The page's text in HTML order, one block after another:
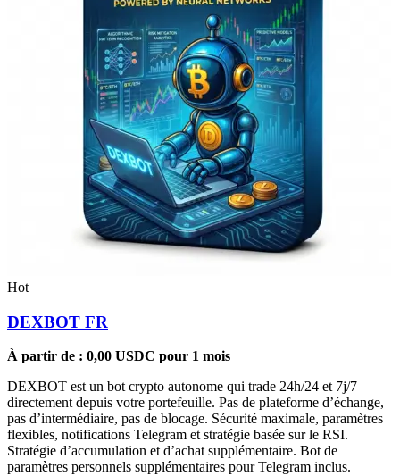
Hot
DEXBOT FR
À partir de : 0,00 USDC pour 1 mois
DEXBOT est un bot crypto autonome qui trade 24h/24 et 7j/7
directement depuis votre portefeuille. Pas de plateforme d’échange,
pas d’intermédiaire, pas de blocage. Sécurité maximale, paramètres
flexibles, notifications Telegram et stratégie basée sur le RSI.
Stratégie d’accumulation et d’achat supplémentaire. Bot de
paramètres personnels supplémentaires pour Telegram inclus.